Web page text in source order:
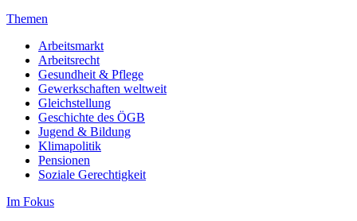
Themen
Arbeitsmarkt
Arbeitsrecht
Gesundheit & Pflege
Gewerkschaften weltweit
Gleichstellung
Geschichte des ÖGB
Jugend & Bildung
Klimapolitik
Pensionen
Soziale Gerechtigkeit
Im Fokus